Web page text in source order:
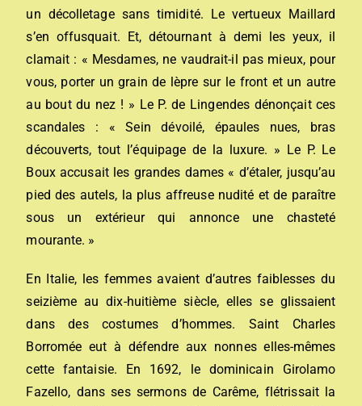
un décolletage sans timidité. Le vertueux Maillard
s’en offusquait. Et, détournant à demi les yeux, il
clamait : « Mesdames, ne vaudrait-il pas mieux, pour
vous, porter un grain de lèpre sur le front et un autre
au bout du nez ! » Le P. de Lingendes dénonçait ces
scandales : « Sein dévoilé, épaules nues, bras
découverts, tout l’équipage de la luxure. » Le P. Le
Boux accusait les grandes dames « d’étaler, jusqu’au
pied des autels, la plus affreuse nudité et de paraître
sous un extérieur qui annonce une chasteté
mourante. »
En Italie, les femmes avaient d’autres faiblesses du
seizième au dix-huitième siècle, elles se glissaient
dans des costumes d’hommes. Saint Charles
Borromée eut à défendre aux nonnes elles-mêmes
cette fantaisie. En 1692, le dominicain Girolamo
Fazello, dans ses sermons de Carême, flétrissait la